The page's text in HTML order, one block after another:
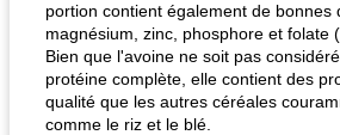
portion contient également de bonnes
magnésium, zinc, phosphore et folate
Bien que l'avoine ne soit pas
protéine complète, elle contient des
qualité que les autres céréales
comme le riz et le blé.